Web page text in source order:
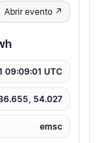
Abrir evento ↗
09:09:01 UTC
54.027
emsc